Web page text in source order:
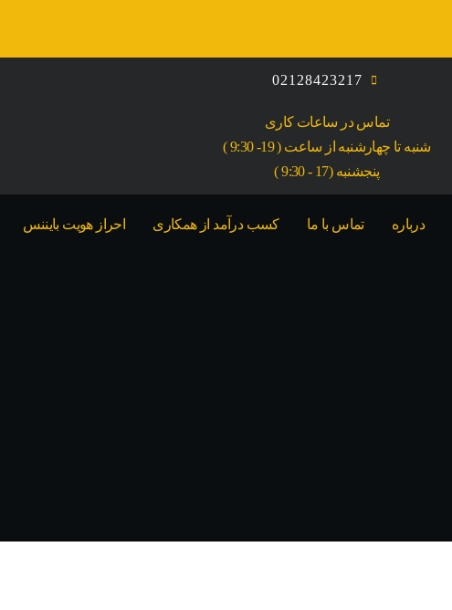
02128423217
تماس در ساعات کاری
شنبه تا چهارشنبه از ساعت ( 19- 9:30 )
پنجشنبه (17 - 9:30 )
درباره تماس با ما کسب درآمد از همکاری احراز هویت بایننس